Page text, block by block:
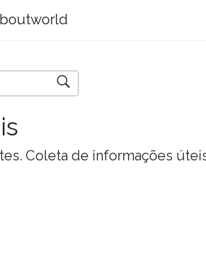
Coleta de informações